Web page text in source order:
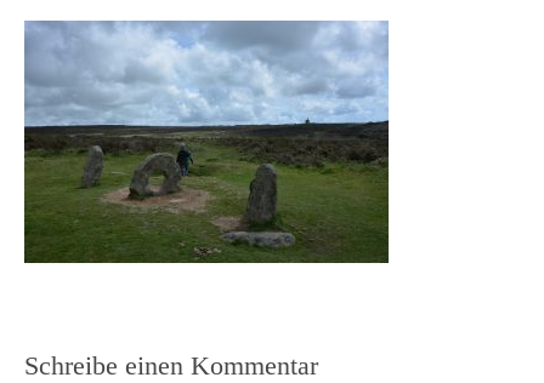
Schreibe einen Kommentar